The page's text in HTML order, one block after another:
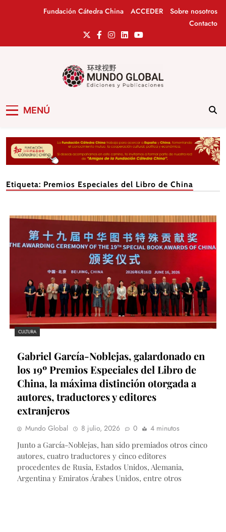
Fundación Cátedra China ACCEDER
Sobre nosotros
Contacto
MENÚ
Etiqueta: Premios Especiales del Libro de China
CULTURA
Gabriel García-Noblejas, galardonado en
los 19º Premios Especiales del Libro de
China, la máxima distinción otorgada a
autores, traductores y editores
extranjeros
Mundo Global 8 julio, 2026 0
4 minutos
Junto a García-Noblejas, han sido premiados otros cinco
autores, cuatro traductores y cinco editores
procedentes de Rusia, Estados Unidos, Alemania,
Argentina y Emiratos Árabes Unidos, entre otros